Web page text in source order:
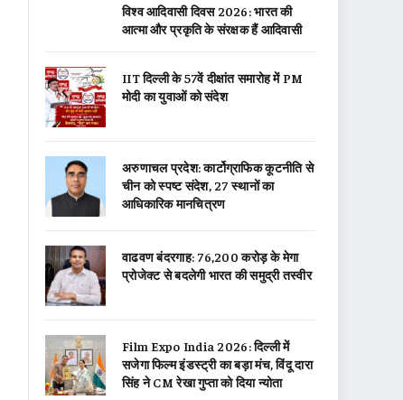
विश्व आदिवासी दिवस 2026: भारत की
आत्मा और प्रकृति के संरक्षक हैं आदिवासी
IIT दिल्ली के 57वें दीक्षांत समारोह में PM
मोदी का युवाओं को संदेश
अरुणाचल प्रदेश: कार्टोग्राफिक कूटनीति से
चीन को स्पष्ट संदेश, 27 स्थानों का
आधिकारिक मानचित्रण
वाढवण बंदरगाह: 76,200 करोड़ के मेगा
प्रोजेक्ट से बदलेगी भारत की समुद्री तस्वीर
Film Expo India 2026: दिल्ली में
सजेगा फिल्म इंडस्ट्री का बड़ा मंच, विंदू दारा
सिंह ने CM रेखा गुप्ता को दिया न्योता